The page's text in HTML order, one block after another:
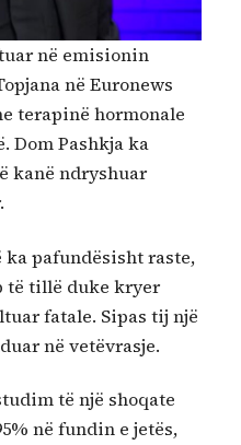
në emisionin
në Euronews
terapinë hormonale
Dom Pashkja ka
kanë ndryshuar
pafundësisht raste,
të tillë duke kryer
fatale. Sipas tij një
në vetëvrasje.
të një shoqate
në fundin e jetës,